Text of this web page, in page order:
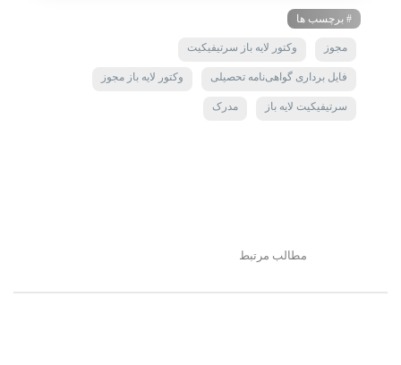
# برچسب ها
مجوز وکتور لایه باز سرتیفیکیت
فایل برداری گواهی‌نامه تحصیلی وکتور لایه باز مجوز
سرتیفیکیت لایه باز مدرک
مطالب مرتبط